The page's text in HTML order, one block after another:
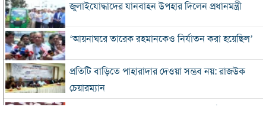
জুলাইযোদ্ধাদের যানবাহন উপহার দিলেন প্রধানমন্ত্রী
‘আয়নাঘরে তারেক রহমানকেও নির্যাতন করা হয়েছিল’
প্রতিটি বাড়িতে পাহারাদার দেওয়া সম্ভব নয়: রাজউক
চেয়ারম্যান